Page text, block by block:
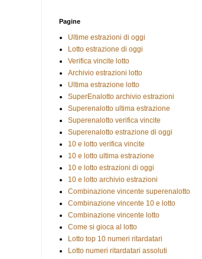
Pagine
Ultime estrazioni di oggi
Lotto estrazione di oggi
Verifica vincite lotto
Archivio estrazioni lotto
Ultima estrazione lotto
SuperEnalotto archivio estrazioni
Superenalotto ultima estrazione
Superenalotto verifica vincite
Superenalotto estrazione di oggi
10 e lotto verifica vincite
10 e lotto ultima estrazione
10 e lotto estrazioni di oggi
10 e lotto archivio estrazioni
Combinazione vincente superenalotto
Combinazione vincente 10 e lotto
Combinazione vincente lotto
Come si gioca al lotto
Lotto top 10 numeri ritardatari
Lotto numeri ritardatari assoluti